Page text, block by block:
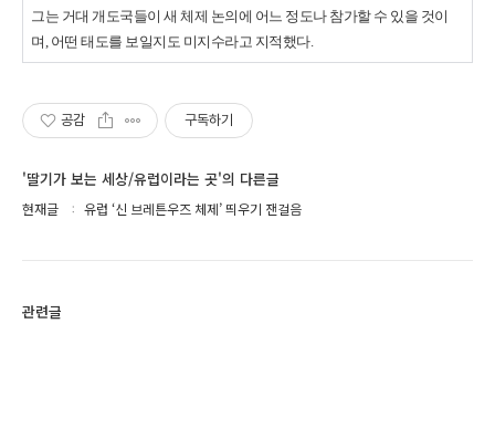
그는 거대 개도국들이 새 체제 논의에 어느 정도나 참가할 수 있을 것이
며, 어떤 태도를 보일지도 미지수라고 지적했다.
공감 구독하기
'딸기가 보는 세상/유럽이라는 곳'의 다른글
현재글 유럽 ‘신 브레튼우즈 체제’ 띄우기 잰걸음
관련글